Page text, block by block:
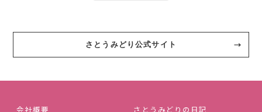
さとうみどり公式サイト
会社概要
さとうみどりの日記